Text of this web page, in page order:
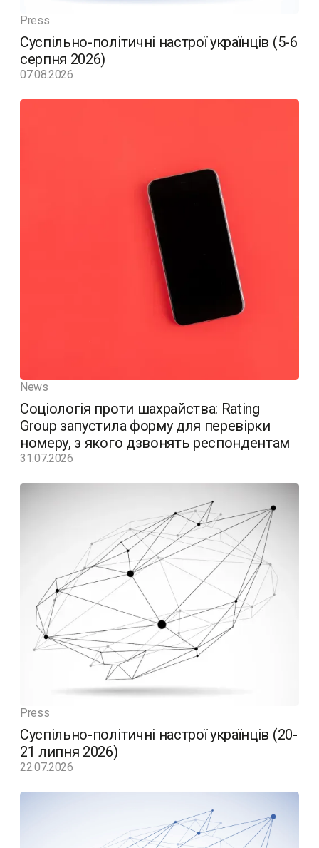
Press
Суспільно-політичні настрої українців (5-6
серпня 2026)
07.08.2026
News
Соціологія проти шахрайства: Rating
Group запустила форму для перевірки
номеру, з якого дзвонять респондентам
31.07.2026
Press
Суспільно-політичні настрої українців (20-
21 липня 2026)
22.07.2026